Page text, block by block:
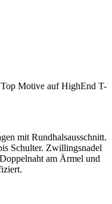
Motive auf HighEnd T-
mit Rundhalsausschnitt.
Schulter. Zwillingsnadel
am Ärmel und